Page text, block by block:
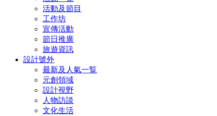
活動及節目
工作坊
宣傳活動
節日推廣
旅遊資訊
設計號外
最新及人氣一覧
元創領域
設計視野
人物訪談
文化生活